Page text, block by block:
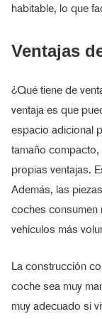
habitable, lo que
Ventajas
¿Qué tiene de
ventaja es que
espacio adicional
tamaño
propias ventajas.
Además, las
coches consumen
vehículos más
La construcción
coche sea muy
muy adecuado si